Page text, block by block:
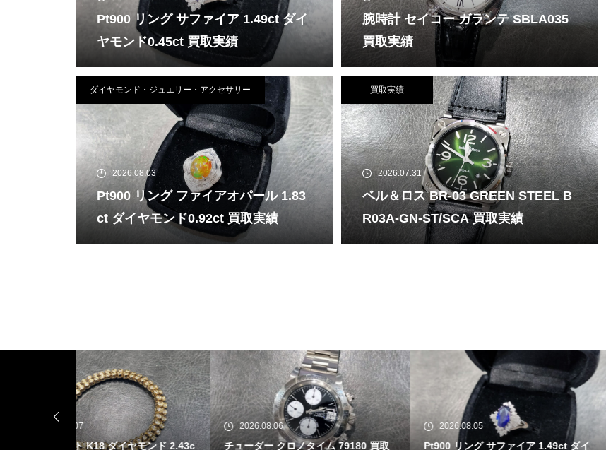
Pt900 リング サファイア 1.49ct ダイ
ヤモンド0.45ct 買取実績
腕時計 セイコー ガランテ SBLA035
買取実績
ダイヤモンド・ジュエリー・アクセサリー
2026.08.03
Pt900 リング ファイアオパール 1.83
ct ダイヤモンド0.92ct 買取実績
買取実績
2026.07.31
ベル＆ロス BR-03 GREEN STEEL B
R03A-GN-ST/SCA 買取実績
2026.08.06
チューダー クロノタイム 79180 買取
2026.08.05
Pt900 リング サファイア 1.49ct ダイ
2026.08.04
腕時計 セイコー ガラン